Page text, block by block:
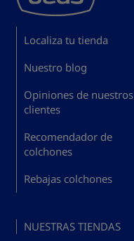
Localiza tu tienda
Nuestro blog
Opiniones de nuestros
clientes
Recomendador de
colchones
Rebajas colchones
NUESTRAS TIENDAS